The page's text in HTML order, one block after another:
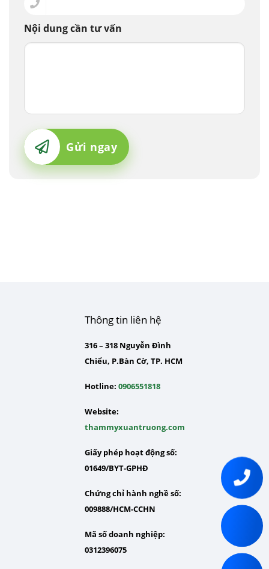
Nội dung cần tư vấn
Gửi ngay
Thông tin liên hệ
316 – 318 Nguyễn Đình
Chiểu, P.Bàn Cờ, TP. HCM
Hotline: 0906551818
Website:
thammyxuantruong.com
Giấy phép hoạt động số:
01649/BYT-GPHĐ
Chứng chỉ hành nghề số:
009888/HCM-CCHN
Mã số doanh nghiệp:
0312396075